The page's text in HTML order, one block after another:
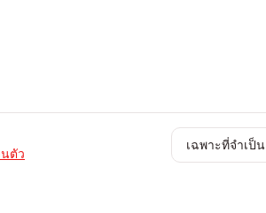
ตัว
เฉพาะที่จำเป็น